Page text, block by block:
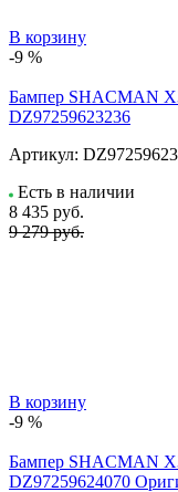
В корзину
-9 %
Бампер SHACMAN
DZ97259623236
Артикул:
Есть в наличии
8 435 руб.
9 279 руб.
В корзину
-9 %
Бампер SHACMAN
DZ97259624070